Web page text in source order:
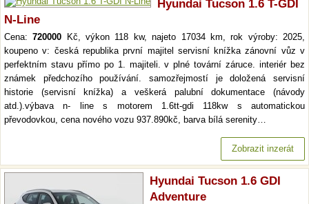
Hyundai Tucson 1.6 T-GDI
N-Line
Cena:720000 Kč, výkon 118 kw, najeto 17034 km, rok výroby: 2025,
koupeno v: česká republika první majitel servisní knížka zánovní vůz v
perfektním stavu přímo po 1. majiteli. v plné tovární záruce. interiér bez
známek předchozího používání. samozřejmostí je doložená servisní
historie (servisní knížka) a veškerá palubní dokumentace (návody
atd.).výbava n- line s motorem 1.6tt-gdi 118kw s automatickou
převodovkou, cena nového vozu 937.890kč, barva bílá serenity…
Zobrazit inzerát
Hyundai Tucson 1.6 GDI
Adventure